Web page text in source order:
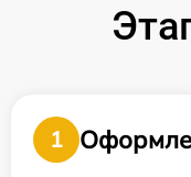
1